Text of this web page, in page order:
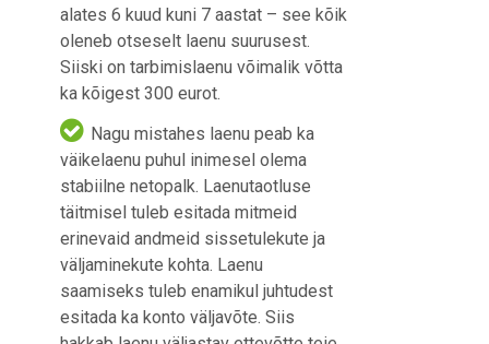
alates 6 kuud kuni 7 aastat – see kõik
oleneb otseselt laenu suurusest.
Siiski on tarbimislaenu võimalik võtta
ka kõigest 300 eurot.
Nagu mistahes laenu peab ka
väikelaenu puhul inimesel olema
stabiilne netopalk. Laenutaotluse
täitmisel tuleb esitada mitmeid
erinevaid andmeid sissetulekute ja
väljaminekute kohta. Laenu
saamiseks tuleb enamikul juhtudest
esitada ka konto väljavõte. Siis